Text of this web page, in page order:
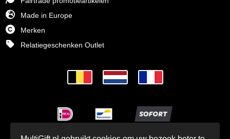
Made in Europe
Merken
Relatiegeschenken Outlet